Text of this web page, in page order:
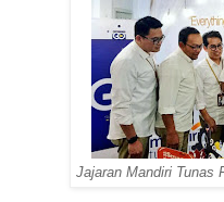
Jajaran Mandiri Tunas